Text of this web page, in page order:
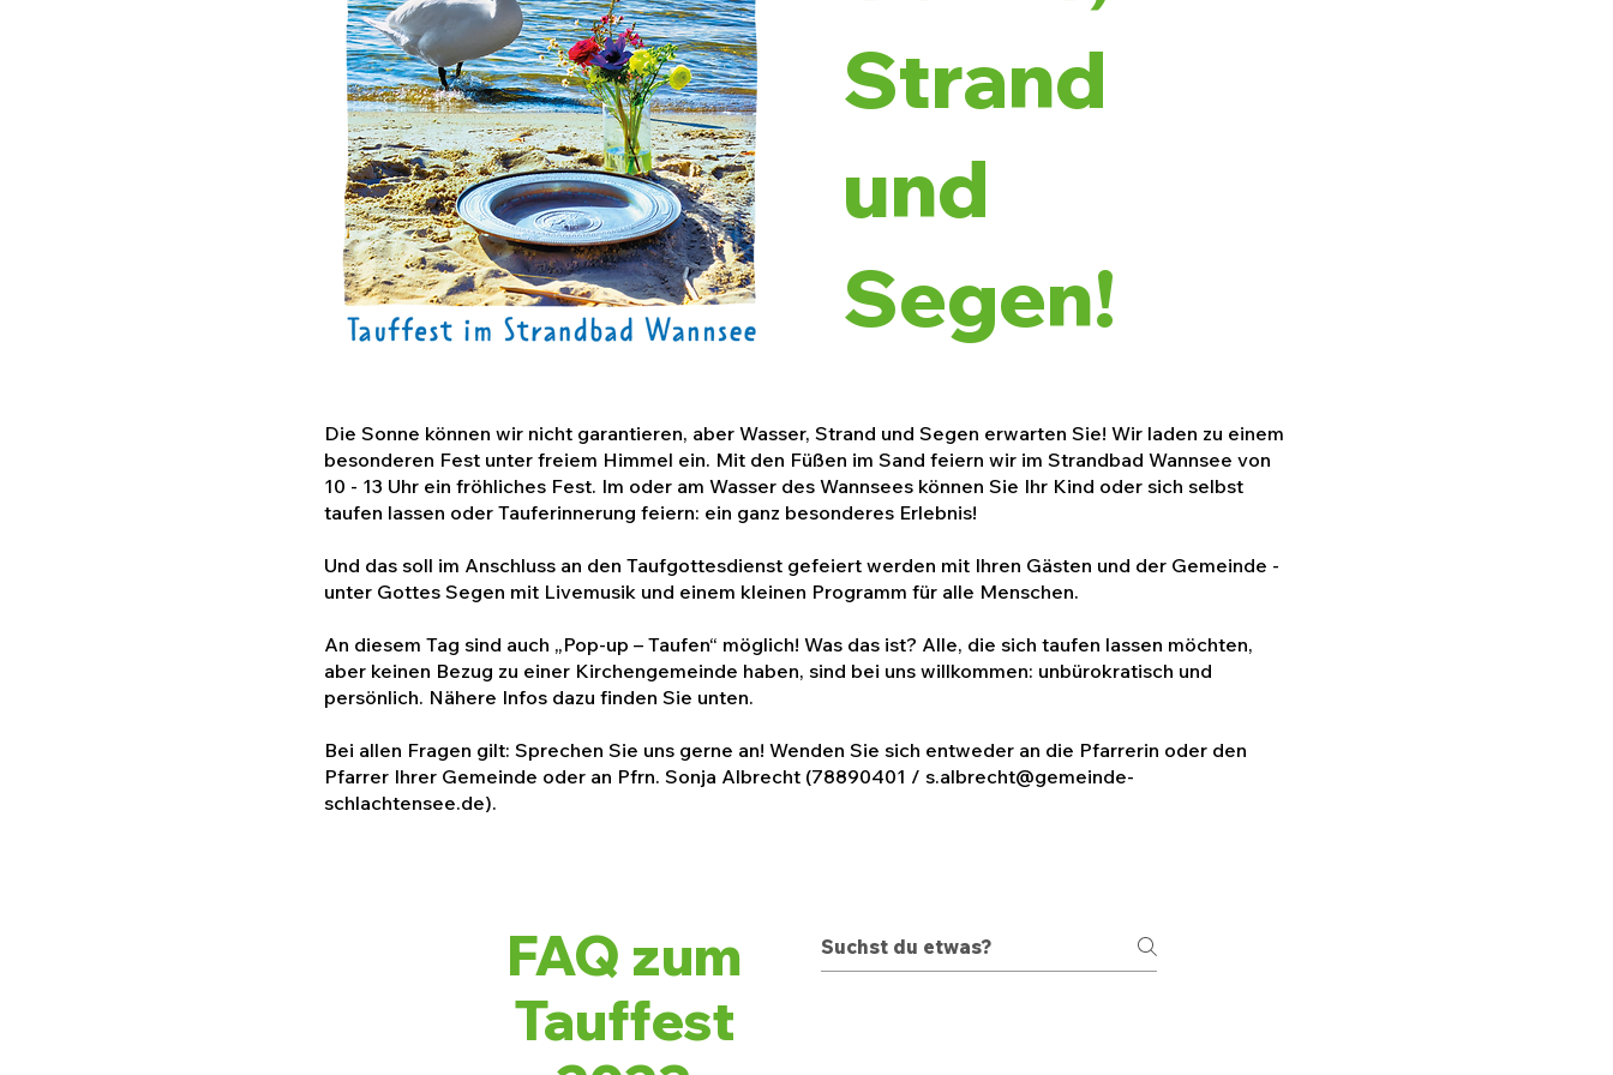
Strand
und
Segen!
Die Sonne können wir nicht garantieren, aber Wasser, Strand und Segen erwarten Sie! Wir laden zu einem
besonderen Fest unter freiem Himmel ein. Mit den Füßen im Sand feiern wir im Strandbad Wannsee von
10 - 13 Uhr ein fröhliches Fest. Im oder am Wasser des Wannsees können Sie Ihr Kind oder sich selbst
taufen lassen oder Tauferinnerung feiern: ein ganz besonderes Erlebnis!
Und das soll im Anschluss an den Taufgottesdienst gefeiert werden mit Ihren Gästen und der Gemeinde -
unter Gottes Segen mit Livemusik und einem kleinen Programm für alle Menschen.
An diesem Tag sind auch „Pop-up – Taufen“ möglich! Was das ist? Alle, die sich taufen lassen möchten,
aber keinen Bezug zu einer Kirchengemeinde haben, sind bei uns willkommen: unbürokratisch und
persönlich. Nähere Infos dazu finden Sie unten.
Bei allen Fragen gilt: Sprechen Sie uns gerne an! Wenden Sie sich entweder an die Pfarrerin oder den
Pfarrer Ihrer Gemeinde oder an Pfrn. Sonja Albrecht (78890401 / s.albrecht@gemeinde-
schlachtensee.de).
FAQ zum
Tauffest